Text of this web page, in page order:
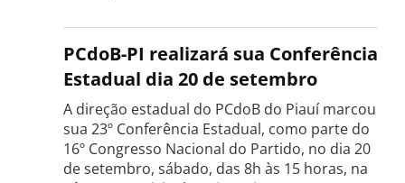
do
PCdoB
do
Sul
dia
PCdoB-PI realizará sua Conferência
Estadual dia 20 de setembro
A direção estadual do PCdoB do Piauí marcou
sua 23º Conferência Estadual, como parte do
16º Congresso Nacional do Partido, no dia 20
de setembro, sábado, das 8h às 15 horas, na